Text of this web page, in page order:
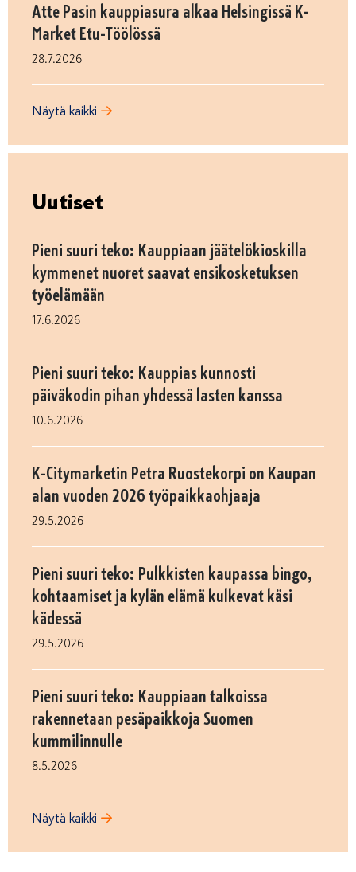
Atte Pasin kauppiasura alkaa Helsingissä K-
Market Etu-Töölössä
28.7.2026
Näytä kaikki
Uutiset
Pieni suuri teko: Kauppiaan jäätelökioskilla
kymmenet nuoret saavat ensikosketuksen
työelämään
17.6.2026
Pieni suuri teko: Kauppias kunnosti
päiväkodin pihan yhdessä lasten kanssa
10.6.2026
K-Citymarketin Petra Ruostekorpi on Kaupan
alan vuoden 2026 työpaikkaohjaaja
29.5.2026
Pieni suuri teko: Pulkkisten kaupassa bingo,
kohtaamiset ja kylän elämä kulkevat käsi
kädessä
29.5.2026
Pieni suuri teko: Kauppiaan talkoissa
rakennetaan pesäpaikkoja Suomen
kummilinnulle
8.5.2026
Näytä kaikki